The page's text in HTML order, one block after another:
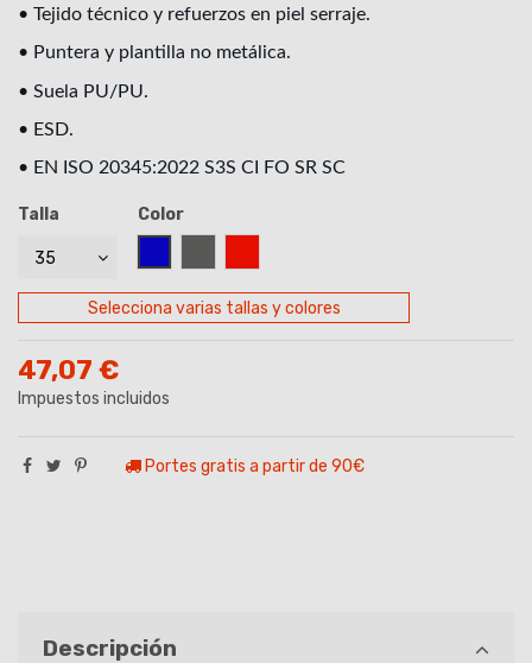
• Tejido técnico y refuerzos en piel serraje.
• Puntera y plantilla no metálica.
• Suela PU/PU.
• ESD.
• EN ISO 20345:2022 S3S CI FO SR SC
Talla
Color
Selecciona varias tallas y colores
47,07 €
Impuestos incluidos
Portes gratis a partir de 90€
Descripción